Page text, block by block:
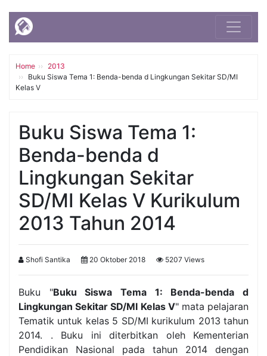
Home
2013
Buku Siswa Tema 1: Benda-benda d Lingkungan Sekitar SD/MI
Kelas V
Buku Siswa Tema 1:
Benda-benda d
Lingkungan Sekitar
SD/MI Kelas V Kurikulum
2013 Tahun 2014
Shofi Santika 20 Oktober 2018 5207 Views
Buku "Buku Siswa Tema 1: Benda-benda d
Lingkungan Sekitar SD/MI Kelas V" mata pelajaran
Tematik untuk kelas 5 SD/MI kurikulum 2013 tahun
2014. . Buku ini diterbitkan oleh Kementerian
Pendidikan Nasional pada tahun 2014 dengan